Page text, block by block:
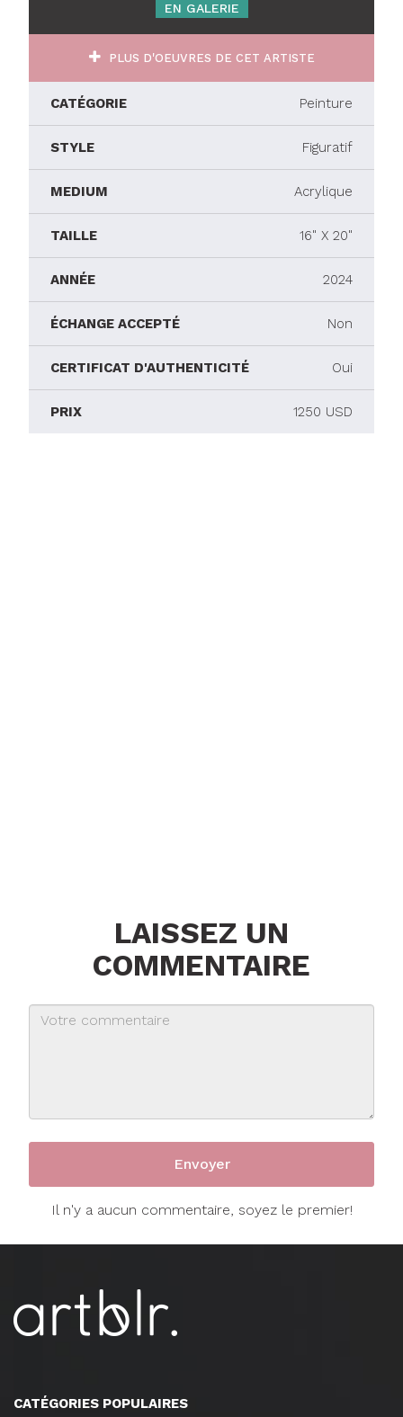
EN GALERIE
PLUS D'OEUVRES DE CET ARTISTE
CATÉGORIE Peinture
STYLE Figuratif
MEDIUM Acrylique
TAILLE 16" X 20"
ANNÉE 2024
ÉCHANGE ACCEPTÉ Non
CERTIFICAT D'AUTHENTICITÉ Oui
PRIX 1250 USD
LAISSEZ UN
COMMENTAIRE
Il n'y a aucun commentaire, soyez le premier!
CATÉGORIES POPULAIRES